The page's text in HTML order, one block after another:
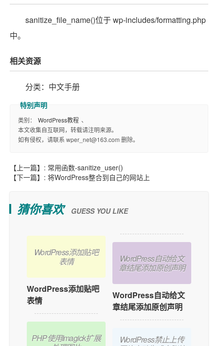
sanitize_file_name()位于 wp-includes/formatting.php
中。
相关资源
分类：中文手册
类别： WordPress教程 、
本文收集自互联网，转载请注明来源。
如有侵权，请联系 wper_net@163.com 删除。
【上一篇】: 常用函数-sanitize_user()
【下一篇】: 将WordPress整合到自己的网站上
猜你喜欢 GUESS YOU LIKE
WordPress添加贴吧
表情
WordPress添加贴吧
表情
PHP使用Imagick扩展
WordPress自动给文
章结尾添加原创声明
WordPress自动给文
章结尾添加原创声明
WordPress禁止上传